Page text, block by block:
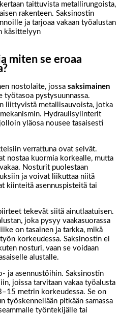
taittuvista metallirungoista,
rakenteen. Saksinostin
ja tarjoaa vakaan työalustan
käsittelyyn
miten se eroaa
nostolaite, jossa saksimainen
työtasoa pystysuunnassa.
liittyvistä metallisauvoista, jotka
Hydraulisylinterit
yläosa nousee tasaisesti
verrattuna ovat selvät.
nostaa kuormia korkealle, mutta
Nosturit puolestaan
ja voivat liikuttaa niitä
kiinteitä asennuspisteitä tai
tekevät siitä ainutlaatuisen.
joka pysyy vaakasuorassa
on tasainen ja tarkka, mikä
korkeudessa. Saksinostin ei
nosturi, vaan se voidaan
alustalle.
ja asennustöihin. Saksinostin
joissa tarvitaan vakaa työalusta
metrin korkeudessa. Se on
työskennellään pitkään samassa
työntekijälle tai